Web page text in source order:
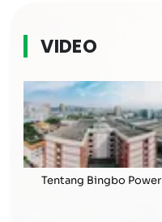
VIDEO
Tentang Bingbo Power